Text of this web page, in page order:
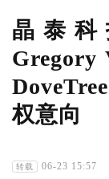
晶泰
Gregory
权意向
转载 06-23 15:57